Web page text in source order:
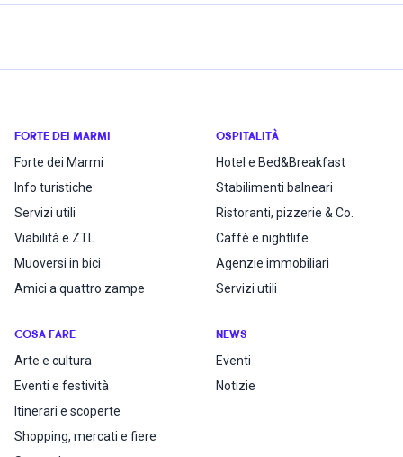
FORTE DEI MARMI
Forte dei Marmi
Info turistiche
Servizi utili
Viabilità e ZTL
Muoversi in bici
Amici a quattro zampe
OSPITALITÀ
Hotel e Bed&Breakfast
Stabilimenti balneari
Ristoranti, pizzerie & Co.
Caffè e nightlife
Agenzie immobiliari
Servizi utili
COSA FARE
Arte e cultura
Eventi e festività
Itinerari e scoperte
Shopping, mercati e fiere
NEWS
Eventi
Notizie